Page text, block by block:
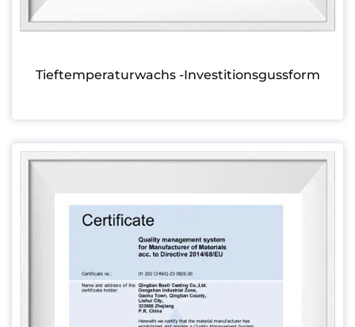
Tieftemperaturwachs -Investitionsgussform